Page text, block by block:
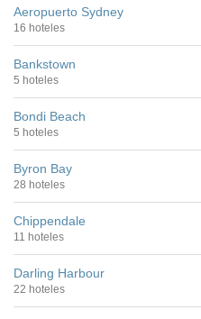
Aeropuerto Sydney
16 hoteles
Bankstown
5 hoteles
Bondi Beach
5 hoteles
Byron Bay
28 hoteles
Chippendale
11 hoteles
Darling Harbour
22 hoteles